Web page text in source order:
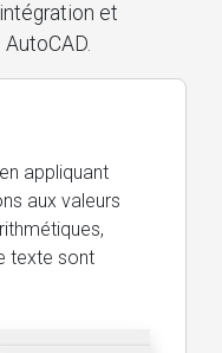
et
AutoCAD.
appliquant
aux valeurs
texte sont